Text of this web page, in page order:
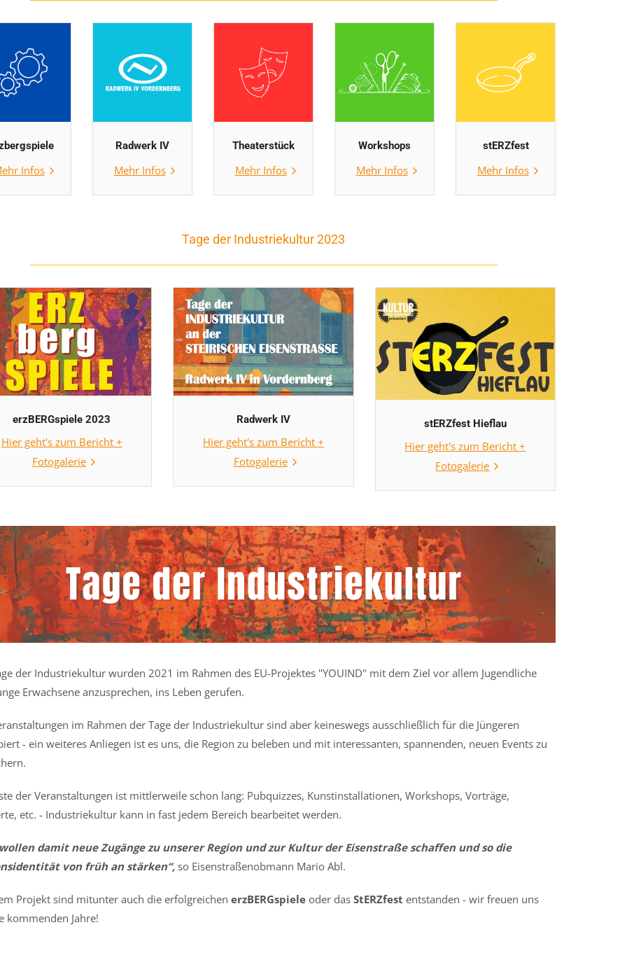
Infos
Radwerk IV
Mehr Infos
Theaterstück
Mehr Infos
Workshops
Mehr Infos
stERZfest
Mehr Infos
Tage der Industriekultur 2023
erzBERGspiele 2023
Hier geht's zum Bericht +
Fotogalerie
Radwerk IV
Hier geht's zum Bericht +
Fotogalerie
stERZfest Hieflau
Hier geht's zum Bericht +
Fotogalerie
der Industriekultur wurden 2021 im Rahmen des EU-Projektes "YOUIND" mit dem Ziel vor allem Jugendliche
Erwachsene anzusprechen, ins Leben gerufen.
im Rahmen der Tage der Industriekultur sind aber keineswegs ausschließlich für die Jüngeren
- ein weiteres Anliegen ist es uns, die Region zu beleben und mit interessanten, spannenden, neuen Events zu
der Veranstaltungen ist mittlerweile schon lang: Pubquizzes, Kunstinstallationen, Workshops, Vorträge,
etc. - Industriekultur kann in fast jedem Bereich bearbeitet werden.
damit neue Zugänge zu unserer Region und zur Kultur der Eisenstraße schaffen und so die
von früh an stärken“, so Eisenstraßenobmann Mario Abl.
Projekt sind mitunter auch die erfolgreichen erzBERGspiele oder das StERZfest entstanden - wir freuen uns
kommenden Jahre!